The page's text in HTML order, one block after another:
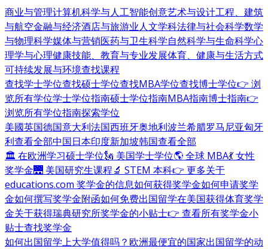
商业与管理计算机科学与人工智能创意艺术与设计工程、建筑
与航空金融与经济酒店与旅游业人文学科法律与社会科学数学
与物理科学媒体与营销医药与卫生科学自然科学与生命科学心
理学与心理健康技能、教育与专业发展体育、健康与生活方式
可持续发展与环境查找课程
查找学士学位查找硕士学位查找MBA学位查找博士学位👉 浏
览所有学位学士学位指南硕士学位指南MBA指南博士指南👉
浏览所有学位指南探索学位
美國英国德国意大利法国西班牙奥地利波兰希腊罗马尼亚匈牙
利查看全部中国日本印度新加坡韩国查看全部
🏛 在欧洲学习硕士学位🗽 美国学士学位🌎 全球 MBA💃 女性
奖学金🌉 美国研究生课程🔬 STEM 本科👉 更多关于
educations.com 奖学金的信息如何获得奖学金如何申请奖学
金如何撰写奖学金附函如何免费出国留学在美国获得体育奖学
金关于获得瑞典研究所奖学金的小贴士👉 查看所有奖学金小
贴士查找奖学金
如何出国留学上大学值得吗？ 欧洲最便宜的国家出国留学的动